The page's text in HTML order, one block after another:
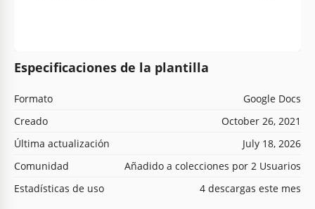
Especificaciones de la plantilla
Formato
Google Docs
Creado
October 26, 2021
Última actualización
July 18, 2026
Comunidad
Añadido a colecciones por 2 Usuarios
Estadísticas de uso
4 descargas este mes